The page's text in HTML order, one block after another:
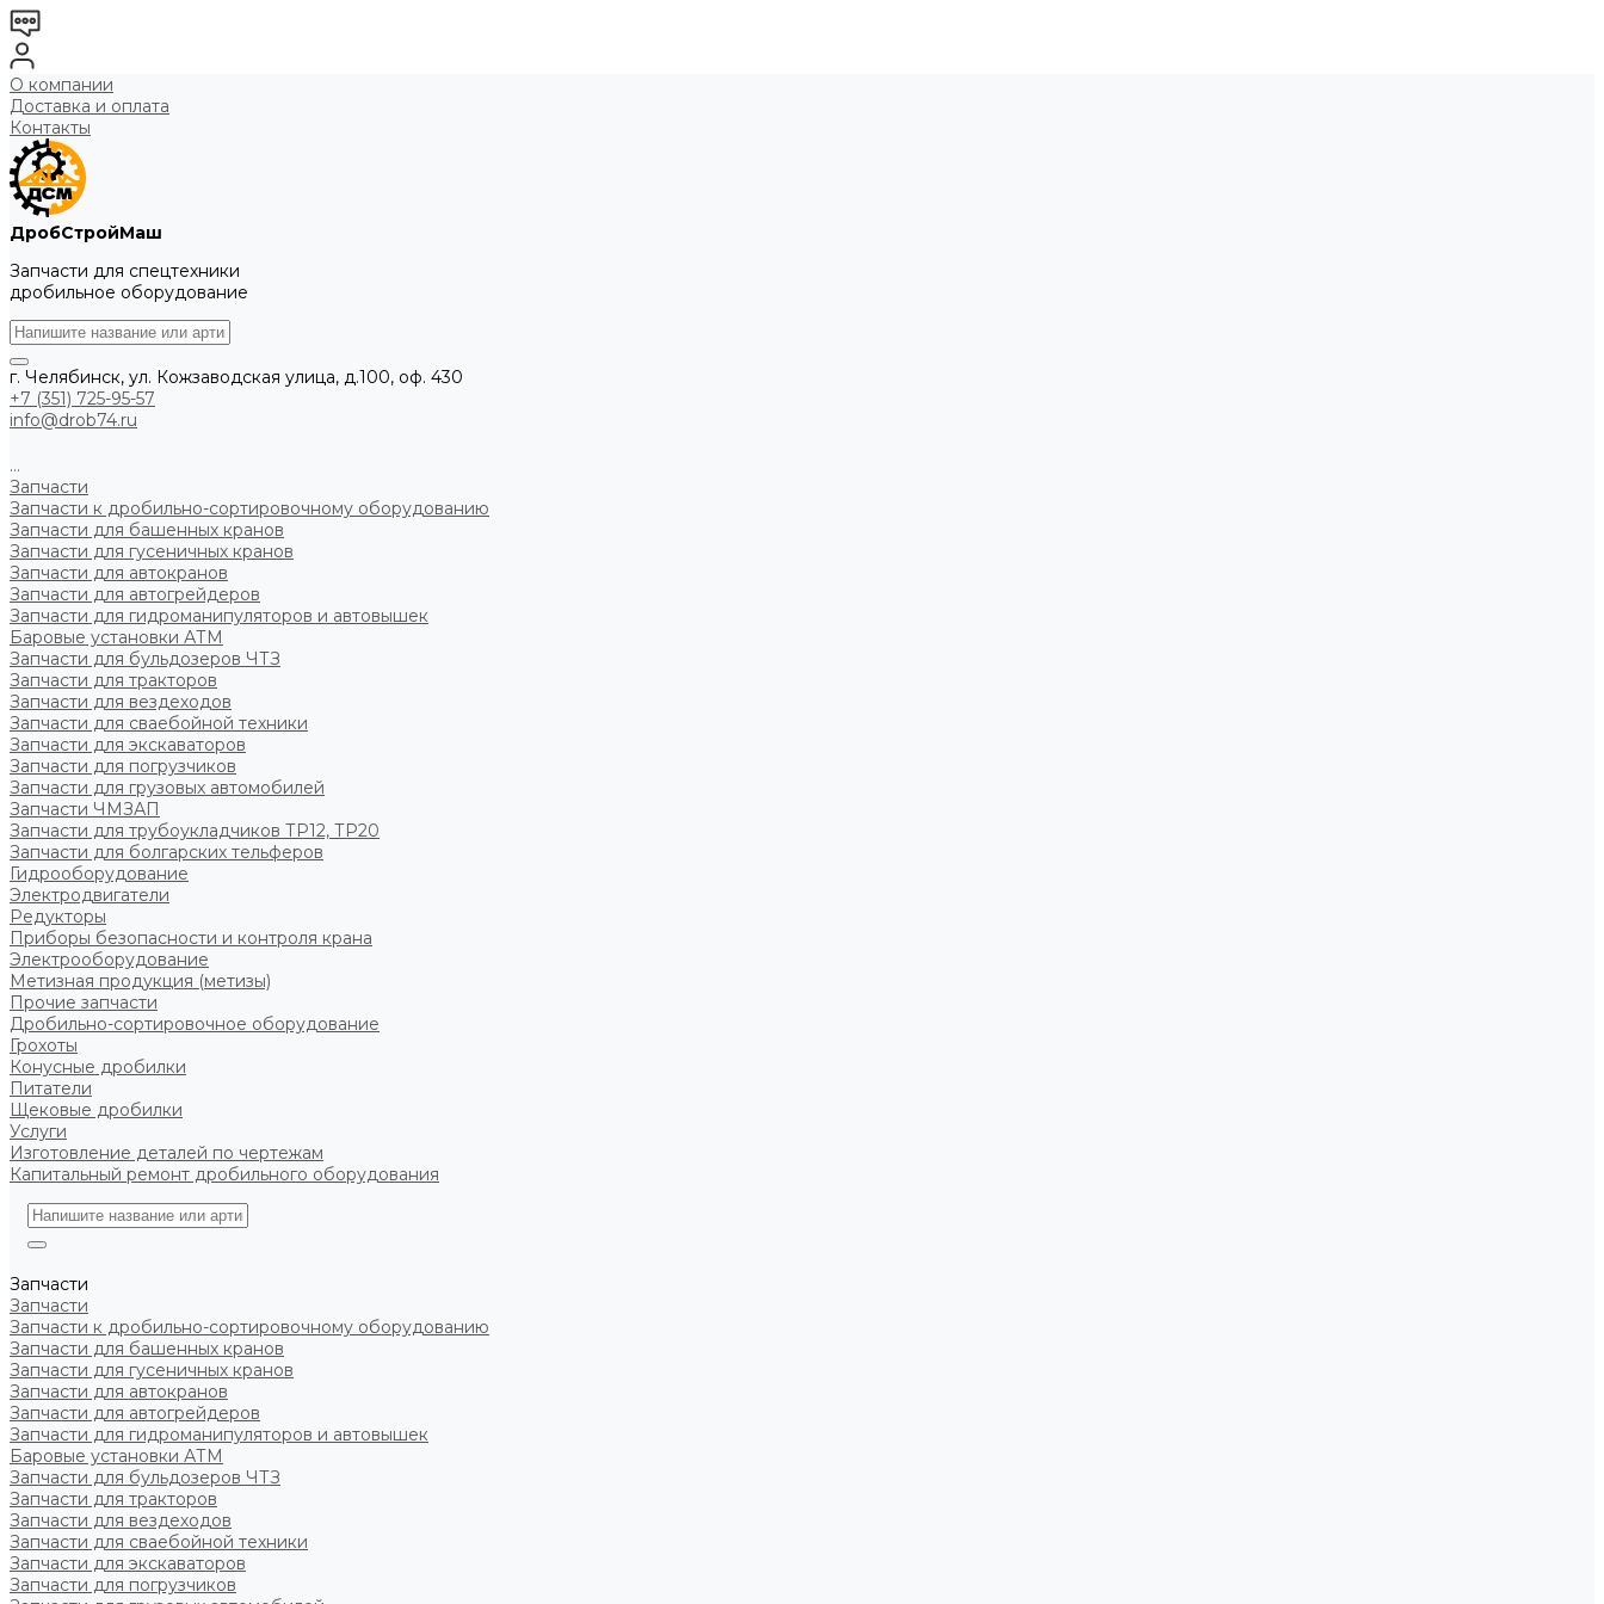
О компании
Доставка и оплата
Контакты
ДробСтройМаш
Запчасти для спецтехники
дробильное оборудование
г. Челябинск, ул. Кожзаводская улица, д.100, оф. 430
+7 (351) 725-95-57
info@drob74.ru
...
Запчасти
Запчасти к дробильно-сортировочному оборудованию
Запчасти для башенных кранов
Запчасти для гусеничных кранов
Запчасти для автокранов
Запчасти для автогрейдеров
Запчасти для гидроманипуляторов и автовышек
Баровые установки АТМ
Запчасти для бульдозеров ЧТЗ
Запчасти для тракторов
Запчасти для вездеходов
Запчасти для сваебойной техники
Запчасти для экскаваторов
Запчасти для погрузчиков
Запчасти для грузовых автомобилей
Запчасти ЧМЗАП
Запчасти для трубоукладчиков ТР12, ТР20
Запчасти для болгарских тельферов
Гидрооборудование
Электродвигатели
Редукторы
Приборы безопасности и контроля крана
Электрооборудование
Метизная продукция (метизы)
Прочие запчасти
Дробильно-сортировочное оборудование
Грохоты
Конусные дробилки
Питатели
Щековые дробилки
Услуги
Изготовление деталей по чертежам
Капитальный ремонт дробильного оборудования
Запчасти
Запчасти
Запчасти к дробильно-сортировочному оборудованию
Запчасти для башенных кранов
Запчасти для гусеничных кранов
Запчасти для автокранов
Запчасти для автогрейдеров
Запчасти для гидроманипуляторов и автовышек
Баровые установки АТМ
Запчасти для бульдозеров ЧТЗ
Запчасти для тракторов
Запчасти для вездеходов
Запчасти для сваебойной техники
Запчасти для экскаваторов
Запчасти для погрузчиков